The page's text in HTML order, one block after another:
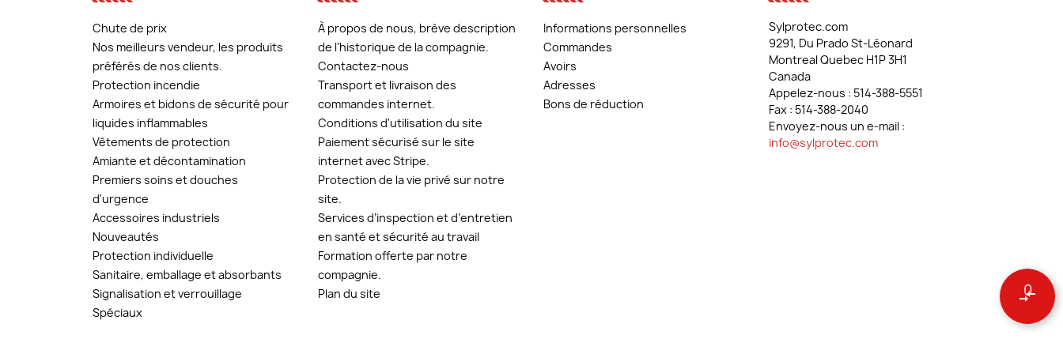
0
compare_arrows
Chute de prix
Nos meilleurs vendeur, les produits
préférés de nos clients.
Protection incendie
Armoires et bidons de sécurité pour
liquides inflammables
Vêtements de protection
Amiante et décontamination
Premiers soins et douches
d'urgence
Accessoires industriels
Nouveautés
Protection individuelle
Sanitaire, emballage et absorbants
Signalisation et verrouillage
Spéciaux
Transport et livraison des
commandes internet.
Conditions d'utilisation du site
À propos de nous, brève description
de l'historique de la compagnie.
Paiement sécurisé sur le site
internet avec Stripe.
Protection de la vie privé sur notre
site.
Services d’inspection et d’entretien
en santé et sécurité au travail
Formation offerte par notre
compagnie.
Contactez-nous
Plan du site
Informations personnelles
Commandes
Avoirs
Adresses
Bons de réduction
Sylprotec.com
9291, Du Prado St-Léonard
Montreal Quebec H1P 3H1
Canada
Appelez-nous : 514-388-5551
Fax : 514-388-2040
Envoyez-nous un e-mail :
info@sylprotec.com